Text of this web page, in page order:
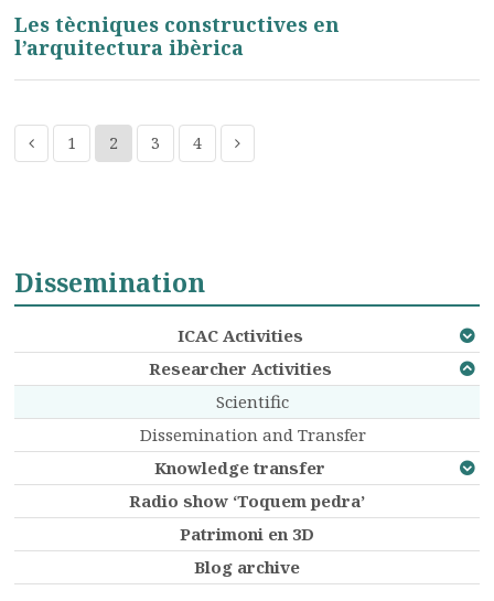
Les tècniques constructives en
l’arquitectura ibèrica
1 2 3 4
Dissemination
ICAC Activities
Researcher Activities
Scientific
Dissemination and Transfer
Knowledge transfer
Radio show ‘Toquem pedra’
Patrimoni en 3D
Blog archive